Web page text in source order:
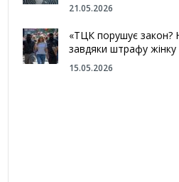
21.05.2026
«ТЦК порушує закон?
завдяки штрафу
15.05.2026